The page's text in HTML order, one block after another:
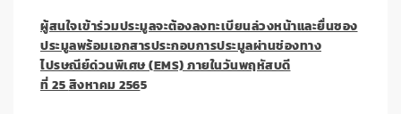
ผู้สนใจเข้าร่วมประมูลจะต้องลงทะเบียนล่วงหน้าและยื่นซอง
ประมูลพร้อมเอกสารประกอบการประมูลผ่านช่องทาง
ไปรษณีย์ด่วนพิเศษ (EMS)ภายในวันพฤหัสบดี
ที่25สิงหาคม2565